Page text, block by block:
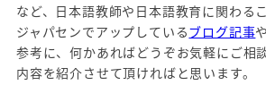
など、日本語教師や日本語教育に関わる
ジャパセンでアップしているブログ記事や
参考に、何かあればどうぞお気軽にご相
内容を紹介させて頂ければと思います。